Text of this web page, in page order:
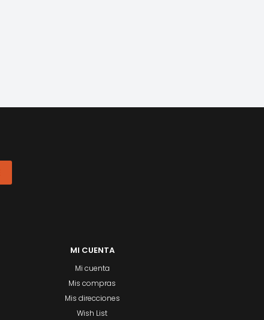
MI CUENTA
Mi cuenta
Mis compras
Mis direcciones
Wish List